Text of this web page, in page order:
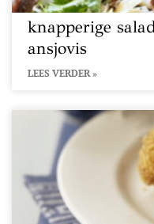
knapperige
ansjovis
LEES VERDER »